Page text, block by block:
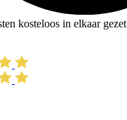
kosteloos in elkaar gezet